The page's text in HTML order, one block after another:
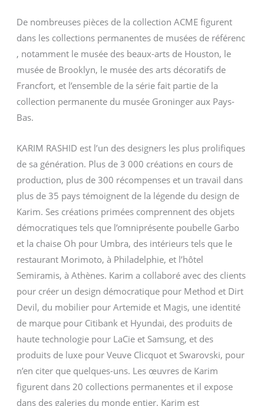
De nombreuses pièces de la collection ACME figurent
dans les collections permanentes de musées de référenc
, notamment le musée des beaux-arts de Houston, le
musée de Brooklyn, le musée des arts décoratifs de
Francfort, et l’ensemble de la série fait partie de la
collection permanente du musée Groninger aux Pays-
Bas.
KARIM RASHID est l’un des designers les plus prolifiques
de sa génération. Plus de 3 000 créations en cours de
production, plus de 300 récompenses et un travail dans
plus de 35 pays témoignent de la légende du design de
Karim. Ses créations primées comprennent des objets
démocratiques tels que l’omniprésente poubelle Garbo
et la chaise Oh pour Umbra, des intérieurs tels que le
restaurant Morimoto, à Philadelphie, et l’hôtel
Semiramis, à Athènes. Karim a collaboré avec des clients
pour créer un design démocratique pour Method et Dirt
Devil, du mobilier pour Artemide et Magis, une identité
de marque pour Citibank et Hyundai, des produits de
haute technologie pour LaCie et Samsung, et des
produits de luxe pour Veuve Clicquot et Swarovski, pour
n’en citer que quelques-uns. Les œuvres de Karim
figurent dans 20 collections permanentes et il expose
dans des galeries du monde entier. Karim est